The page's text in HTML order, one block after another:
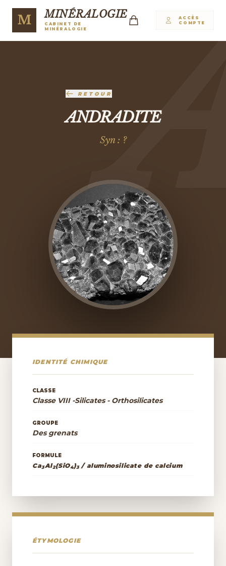
M MINÉRALOGIE
CABINET DE
MINÉRALOGIE
ACCÈS
COMPTE
RETOUR
ANDRADITE
Syn : ?
IDENTITÉ CHIMIQUE
CLASSE
Classe VIII -Silicates - Orthosilicates
GROUPE
Des grenats
FORMULE
Ca3Al2(SiO4)3/ aluminosilicate de calcium
ÉTYMOLOGIE